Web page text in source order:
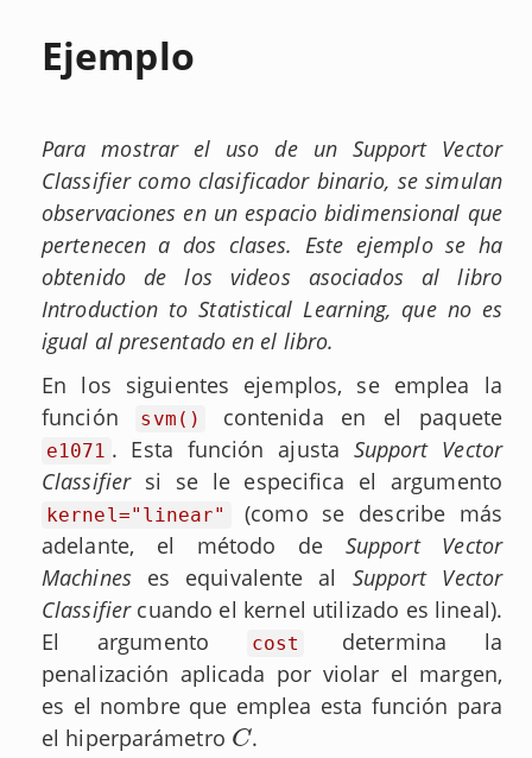
Ejemplo
Para mostrar el uso de un Support Vector
Classifier como clasificador binario, se simulan
observaciones en un espacio bidimensional que
pertenecen a dos clases. Este ejemplo se ha
obtenido de los videos asociados al libro
Introduction to Statistical Learning, que no es
igual al presentado en el libro.
En los siguientes ejemplos, se emplea la
función
svm() contenida en el paquete
e1071 . Esta función ajusta Support Vector
Classifiersi se le especifica el argumento
kernel="linear"
(como se describe más
adelante, el método de Support Vector
Machineses equivalente al Support Vector
Classifiercuando el kernel utilizado es lineal).
El argumento
cost
determina la
penalización aplicada por violar el margen,
es el nombre que emplea esta función para
el hiperparámetro C
C .